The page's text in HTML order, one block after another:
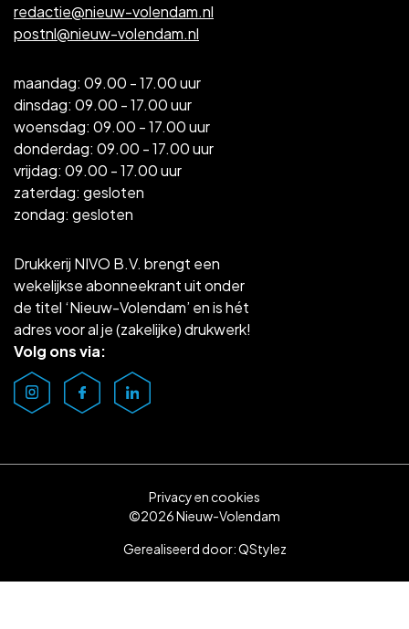
Drukkerij NIVO B.V. brengt een
wekelijkse abonneekrant uit onder
de titel ‘Nieuw-Volendam’ en is hét
adres voor al je (zakelijke) drukwerk!
Volg ons via:
redactie@nieuw-volendam.nl
postnl@nieuw-volendam.nl
maandag: 09.00 - 17.00 uur
dinsdag: 09.00 - 17.00 uur
woensdag: 09.00 - 17.00 uur
donderdag: 09.00 - 17.00 uur
vrijdag: 09.00 - 17.00 uur
zaterdag: gesloten
zondag: gesloten
Privacy en cookies
©2026 Nieuw-Volendam
Gerealiseerd door:QStylez